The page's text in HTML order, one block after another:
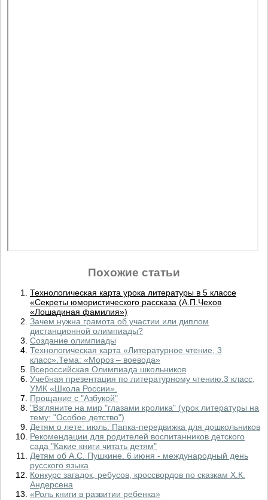
Похожие статьи
Технологическая карта урока литературы в 5 классе
«Секреты юмористического рассказа (А.П.Чехов
«Лошадиная фамилия»)
Зачем нужна грамота об участии или диплом
дистанционной олимпиады?
Создание олимпиады
Технологическая карта «Литературное чтение, 3
класс».Тема: «Мороз – воевода»
Всероссийская Олимпиада школьников
Учебная презентация по литературному чтению.3 класс,
УМК «Школа России».
Прощание с "Азбукой"
"Взгляните на мир "глазами кролика" (урок литературы на
тему: "Особое детство")
Детям о лете: июль. Папка-передвижка для дошкольников
Рекомендации для родителей воспитанников детского
сада "Какие книги читать детям"
Детям об А.С. Пушкине. 6 июня - международный день
русского языка
Конкурс загадок, ребусов, кроссвордов по сказкам Х.К.
Андерсена
«Роль книги в развитии ребенка»